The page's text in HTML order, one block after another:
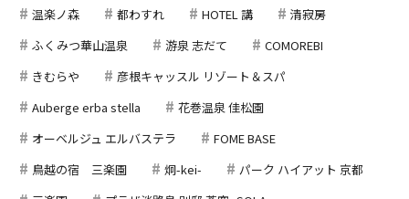
温楽ノ森
都わすれ HOTEL 講
清寂房
ふくみつ華山温泉
游泉 志だて
COMOREBI
きむらや
彦根キャッスル リゾート＆スパ
Auberge erba stella
花巻温泉 佳松園
オーベルジュ エルバステラ
FOME BASE
鳥越の宿 三楽園
炯-kei-
パーク ハイアット 京都